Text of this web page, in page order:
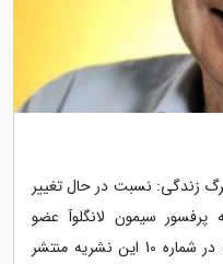
مرگ زندگی: نسبت در حال تغییر
سیمون لانگلوآ عضو
تحریریه خارجی مجله عصر اندیشه که در شماره 10 این نشریه منتشر